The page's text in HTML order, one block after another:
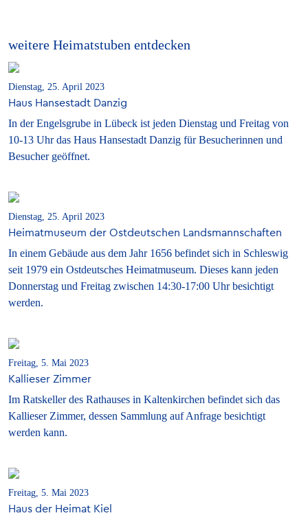
weitere Heimatstuben entdecken
Dienstag, 25. April 2023
Haus Hansestadt Danzig
In der Engelsgrube in Lübeck ist jeden Dienstag und Freitag von
10-13 Uhr das Haus Hansestadt Danzig für Besucherinnen und
Besucher geöffnet.
Dienstag, 25. April 2023
Heimatmuseum der Ostdeutschen Landsmannschaften
In einem Gebäude aus dem Jahr 1656 befindet sich in Schleswig
seit 1979 ein Ostdeutsches Heimatmuseum. Dieses kann jeden
Donnerstag und Freitag zwischen 14:30-17:00 Uhr besichtigt
werden.
Freitag, 5. Mai 2023
Kallieser Zimmer
Im Ratskeller des Rathauses in Kaltenkirchen befindet sich das
Kallieser Zimmer, dessen Sammlung auf Anfrage besichtigt
werden kann.
Freitag, 5. Mai 2023
Haus der Heimat Kiel